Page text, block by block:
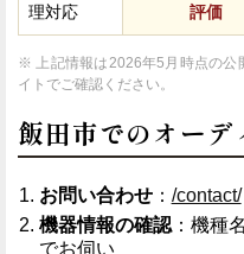
理対応
評価
※ 上記情報は2026年5月時点の公
イトでご確認ください。
飯田市でのオー
お問い合わせ： /contact/
機器情報の確認：機種
でお伺い